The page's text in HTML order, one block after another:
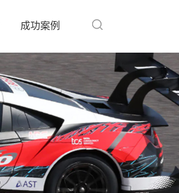
成功案例